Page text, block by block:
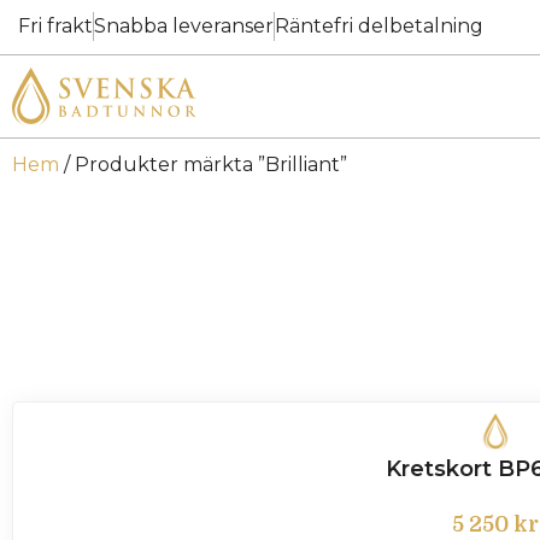
Fri fraktSnabba leveranser Räntefri delbetalning
Hem / Produkter märkta ”Brilliant”
Kretskort
5 250 kr